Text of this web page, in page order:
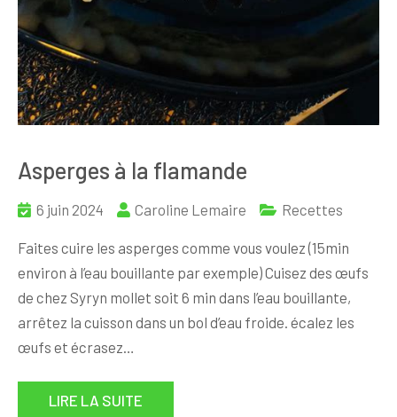
Asperges à la flamande
6 juin 2024 Caroline Lemaire Recettes
Faites cuire les asperges comme vous voulez (15min
environ à l’eau bouillante par exemple) Cuisez des œufs
de chez Syryn mollet soit 6 min dans l’eau bouillante,
arrêtez la cuisson dans un bol d’eau froide. écalez les
œufs et écrasez…
LIRE LA SUITE